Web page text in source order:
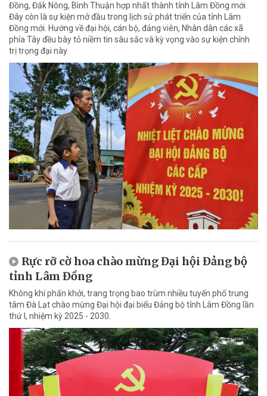
Đồng, Đắk Nông, Bình Thuận hợp nhất thành tỉnh Lâm Đồng mới.
Đây còn là sự kiện mở đầu trong lịch sử phát triển của tỉnh Lâm
Đồng mới. Hướng về đại hội, cán bộ, đảng viên, Nhân dân các xã
phía Tây đều bày tỏ niềm tin sâu sắc và kỳ vọng vào sự kiện chính
trị trọng đại này
Rực rỡ cờ hoa chào mừng Đại hội Đảng bộ
tỉnh Lâm Đồng
Không khí phấn khởi, trang trọng bao trùm nhiều tuyến phố trung
tâm Đà Lạt chào mừng Đại hội đại biểu Đảng bộ tỉnh Lâm Đồng lần
thứ I, nhiệm kỳ 2025 - 2030.